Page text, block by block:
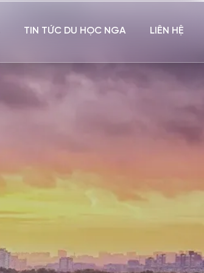
TIN TỨC DU HỌC NGA LIÊN HỆ